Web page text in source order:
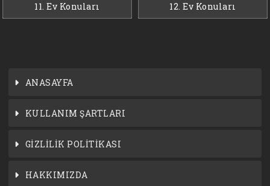
11. Ev Konuları 12. Ev Konuları
ANASAYFA
KULLANIM ŞARTLARI
GİZLİLİK POLİTİKASI
HAKKIMIZDA